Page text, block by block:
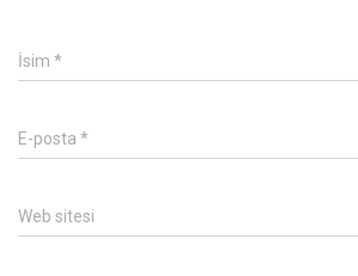
İsim *
E-posta *
Web sitesi